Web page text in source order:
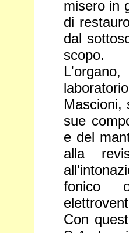
misero in
di
dal
scopo.
Mascioni,
sue
e del
alla
fonico
Con